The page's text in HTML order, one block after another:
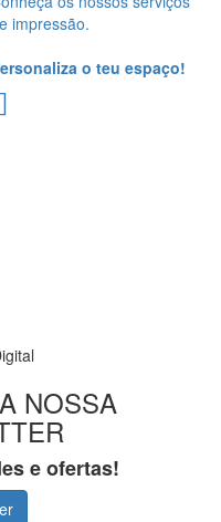
impressão.
o teu espaço!
NOSSA
e ofertas!